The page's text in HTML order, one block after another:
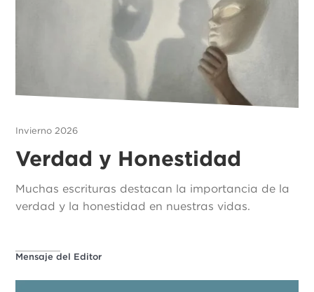
Invierno 2026
Verdad y Honestidad
Muchas escrituras destacan la importancia de la
verdad y la honestidad en nuestras vidas.
Mensaje del Editor